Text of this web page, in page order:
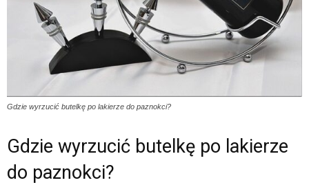
Gdzie wyrzucić butelkę po lakierze do paznokci?
Gdzie wyrzucić butelkę po lakierze
do paznokci?